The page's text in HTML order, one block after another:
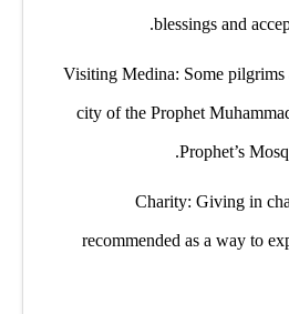
blessings and
4.Visiting Medina: Some
city of the Prophet
Prophet’s
5.Charity: Giving in
recommended as a way to